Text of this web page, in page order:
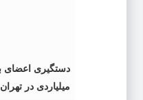
میلیاردی در تهران